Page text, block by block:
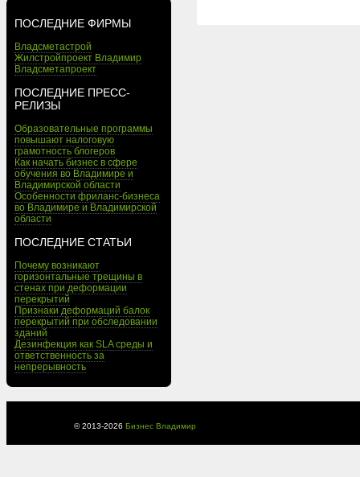
ПОСЛЕДНИЕ ФИРМЫ
Владсметастрой
Жилстройпроект Владимир
Владсметапроект
ПОСЛЕДНИЕ ПРЕСС-
РЕЛИЗЫ
Образовательные программы
повышают налоговую
грамотность блогеров
Как начать бизнес в сфере
обучения во Владимире и
Владимирской области
Особенности фриланс-бизнеса
во Владимире и Владимирской
области
ПОСЛЕДНИЕ СТАТЬИ
Почему возникают
горизонтальные трещины в
стенах при деформации
перекрытий
Признаки деформаций балок
перекрытий при обследовании
зданий
Дезинфекция как SLA среды и
ответственность за
непрерывность
© 2013-2026 Бизнес Владимир